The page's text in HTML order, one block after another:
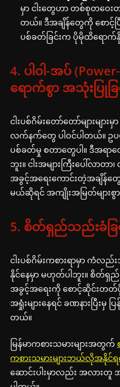
မှာ ငါးတွေဟာ တစ်စုတဝေ
တယ်။ ဒီအချိန်တွေကို စော
ပစ်ခတ်ခြင်းက ပိုမိုထိရောက်
4. ပါဝါ-အပ်
ရောက်စွာ အသုံးပြုခြ
ငါးပစ်ဂိမ်းတော်တော်များမျာ
လက်နက်တွေ ပါဝင်ပါတယ်။ ဥပမ
ပစ်ခတ်မှု စတာတွေပါ။ ဒီအရာ
ဘူး။ ငါးအများကြီးပေါ်လာတာ
အခွင့်အရေးကောင်းတဲ့အချိန်တွ
မယ်ဆိုရင် အကျိုးအမြတ်များစွာ
5. စိတ်ရှည်သည်းခံခြ
ငါးပစ်ဂိမ်းကစားရာမှာ ကံလည်
နိုင်နေမှာ မဟုတ်ပါဘူး။ စိတ်ရှည်
အခွင့်အရေးကို စောင့်ဆိုင်းတတ်
အရှုံးများနေရင် ခဏနားပြီးမှ ပ
တယ်။
မြန်မာကစားသမားများအတွက်
ကစားသမားများဘယ်လိုအနိုင်
ဆောင်းပါးမှာလည်း အလား